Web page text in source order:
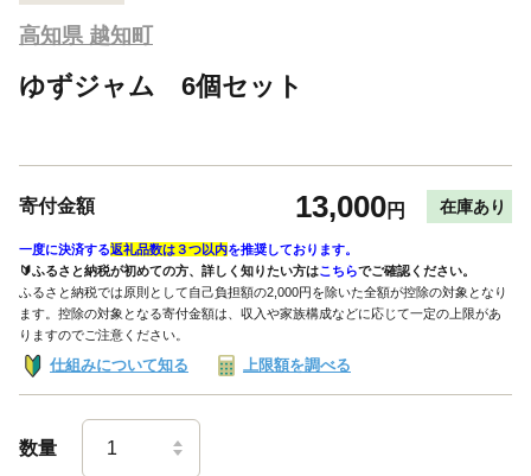
高知県 越知町
ゆずジャム 6個セット
寄付金額 13,000円 在庫あり
一度に決済する返礼品数は３つ以内を推奨しております。
🔰ふるさと納税が初めての方、詳しく知りたい方はこちらでご確認ください。
ふるさと納税では原則として自己負担額の2,000円を除いた全額が控除の対象となり
ます。控除の対象となる寄付金額は、収入や家族構成などに応じて一定の上限があ
りますのでご注意ください。
仕組みについて知る 上限額を調べる
数量